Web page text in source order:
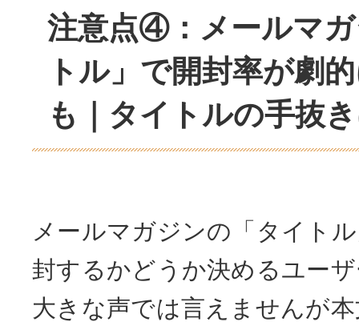
注意点④：メールマ
トル」で開封率が劇
も｜タイトルの手抜
メールマガジンの「タイト
封するかどうか決めるユー
大きな声では言えませんが